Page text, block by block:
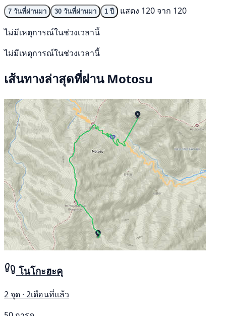
7 วันที่ผ่านมา 30 วันที่ผ่านมา 1 ปี
แสดง 120 จาก 120
ไม่มีเหตุการณ์ในช่วงเวลานี้
ไม่มีเหตุการณ์ในช่วงเวลานี้
เส้นทางล่าสุดที่ผ่าน Motosu
โนโกะฮะคุ
2 จุด · 2เดือนที่แล้ว